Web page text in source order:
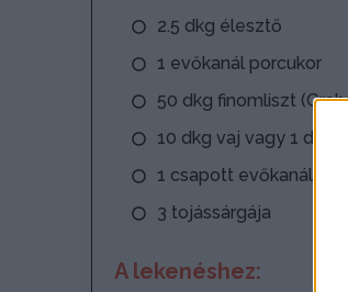
2.5 dkg élesztő
1 evőkanál porcukor
50 dkg finomliszt
10 dkg vaj vagy 1 dl olaj
1 csapott evőkanál só
3 tojássárgája
A lekenéshez: